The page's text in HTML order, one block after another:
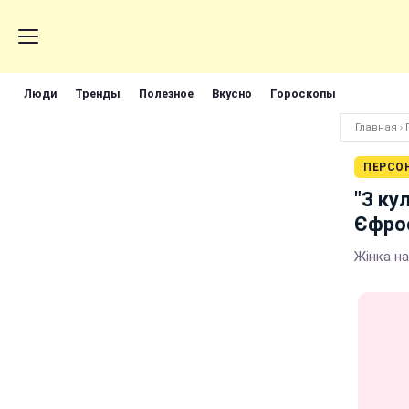
Люди Тренды Полезное Вкусно Гороскопы
Главная ›
"З
Жінка